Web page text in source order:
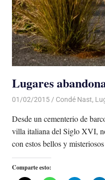
Lugares
01/02/2015 Luis Castellanos
Condé Nast,
Desde un cementerio de
villa italiana del Siglo XVI,
con estos bellos y
Comparte esto: